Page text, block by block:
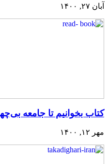
بخوانیم تا جامعه بی‌چهره